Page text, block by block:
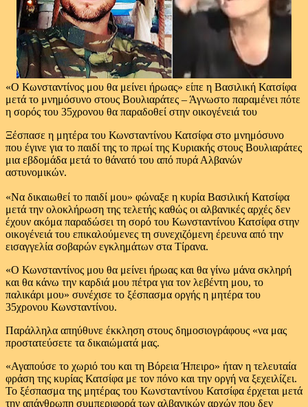
«Ο Κωνσταντίνος μου θα μείνει ήρωας» είπε η Βασιλική Κατσίφα
μετά το μνημόσυνο στους Βουλιαράτες – Άγνωστο παραμένει πότε
η σορός του 35χρονου θα παραδοθεί στην οικογένειά του
Ξέσπασε η μητέρα του Κωνσταντίνου Κατσίφα στο μνημόσυνο
που έγινε για το παιδί της το πρωί της Κυριακής στους Βουλιαράτες
μια εβδομάδα μετά το θάνατό του από πυρά Αλβανών
αστυνομικών.
«Να δικαιωθεί το παιδί μου» φώναξε η κυρία Βασιλική Κατσίφα
μετά την ολοκλήρωση της τελετής καθώς οι αλβανικές αρχές δεν
έχουν ακόμα παραδώσει τη σορό του Κωνσταντίνου Κατσίφα στην
οικογένειά του επικαλούμενες τη συνεχιζόμενη έρευνα από την
εισαγγελία σοβαρών εγκλημάτων στα Τίρανα.
«Ο Κωνσταντίνος μου θα μείνει ήρωας και θα γίνω μάνα σκληρή
και θα κάνω την καρδιά μου πέτρα για τον λεβέντη μου, το
παλικάρι μου» συνέχισε το ξέσπασμα οργής η μητέρα του
35χρονου Κωνσταντίνου.
Παράλληλα απηύθυνε έκκληση στους δημοσιογράφους «να μας
προστατεύσετε τα δικαιώματά μας.
«Αγαπούσε το χωριό του και τη Βόρεια Ήπειρο» ήταν η τελευταία
φράση της κυρίας Κατσίφα με τον πόνο και την οργή να ξεχειλίζει.
Το ξέσπασμα της μητέρας του Κωνσταντίνου Κατσίφα έρχεται μετά
την απάνθρωπη συμπεριφορά των αλβανικών αρχών που δεν